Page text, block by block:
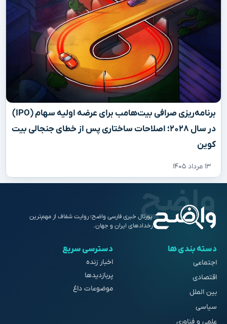
برنامه‌ریزی صرافی بیت‌هامب برای عرضه اولیه سهام (IPO)
در سال ۲۰۲۸؛ اصلاحات ساختاری پس از خطای جنجالی بیت
کوین
۱۳ مرداد ۱۴۰۵
پورتال خبری فارسی واضح؛ روایت شفاف از مهم‌ترین
رخدادهای ایران و جهان.
دسته بندی ها
اجتماعی
اقتصادی
بین الملل
سیاسی
علمی و فناوری
دسترسی سریع
اخبار زنده
پربازدیدها
موضوعات داغ